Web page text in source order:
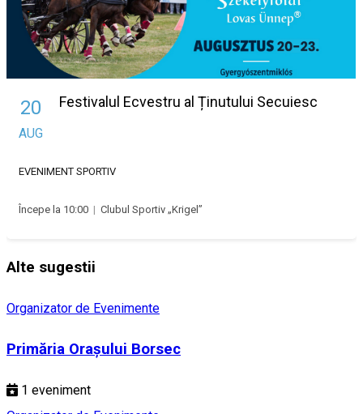
20
AUG
Festivalul Ecvestru al Ținutului Secuiesc
EVENIMENT SPORTIV
Începe la 10:00 | Clubul Sportiv „Krigel”
Alte sugestii
Organizator de Evenimente
Primăria Orașului Borsec
1 eveniment